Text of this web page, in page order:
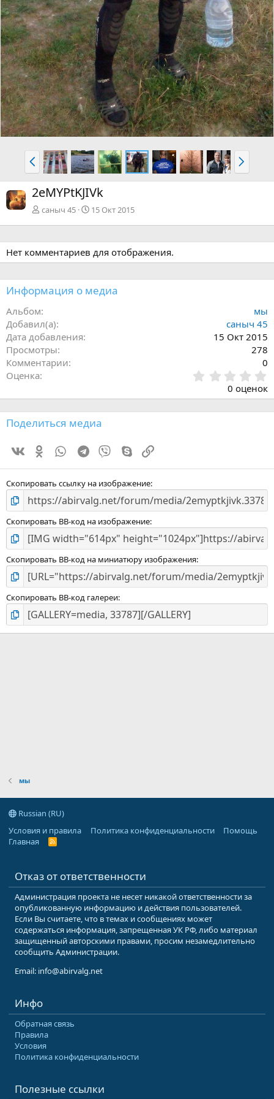
Н
а
з
а
д
В
п
е
2eMYPtKJIVk
саныч 45 15 Окт 2015
Нет комментариев для отображения.
Информация о медиа
Альбом
мы
Добавил(а)
саныч 45
Дата добавления
15 Окт 2015
Просмотры
278
Комментарии
0
Оценка
.
0
0 оценок
Поделиться медиа
Ok WhatsAppTelegram
Viber SkypeСсылка
Скопировать ссылку на изображение
Скопировать BB-код на изображение
Скопировать BB-код на миниатюру изображения
Скопировать BB-код галереи
мы
Russian (RU)
Условия и правила
Политика конфиденциальности
Помощь
Главная
R
Отказ от ответственности
Администрация проекта не несет никакой ответственности за
опубликованную информацию и действия пользователей.
Если Вы считаете, что в темах и сообщениях может
содержаться информация, запрещенная УК РФ, либо материал
защищенный авторскими правами, просим незамедлительно
сообщить Администрации.
Email: info@abirvalg.net
Инфо
Обратная связь
Правила
Условия
Политика конфиденциальности
Полезные ссылки